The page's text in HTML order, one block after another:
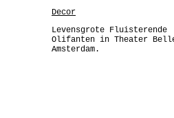
Decor
Levensgrote Fluisterende
Olifanten in Theater
Amsterdam.